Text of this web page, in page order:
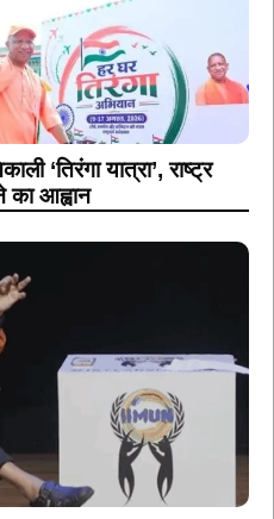
‘तिरंगा यात्रा’, राष्ट्र
आह्वान